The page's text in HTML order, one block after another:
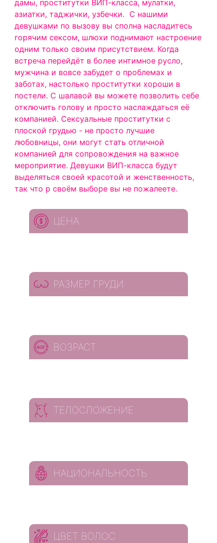
дамы, проститутки ВИП-класса, мулатки,
азиатки, таджички, узбечки. С нашими
девушками по вызову вы сполна насладитесь
горячим сексом, шлюхи поднимают настроение
одним только своим присутствием. Когда
встреча перейдёт в более интимное русло,
мужчина и вовсе забудет о проблемах и
заботах, настолько проститутки хороши в
постели. С шалавой вы можете позволить себе
отключить голову и просто наслаждаться её
компанией. Сексуальные проститутки с
плоской грудью - не просто лучшие
любовницы, они могут стать отличной
компанией для сопровождения на важное
мероприятие. Девушки ВИП-класса будут
выделяться своей красотой и женственность,
так что р своём выборе вы не пожалеете.
ЦЕНА
РАЗМЕР ГРУДИ
ВОЗРАСТ
ТЕЛОСЛОЖЕНИЕ
НАЦИОНАЛЬНОСТЬ
ЦВЕТ ВОЛОС